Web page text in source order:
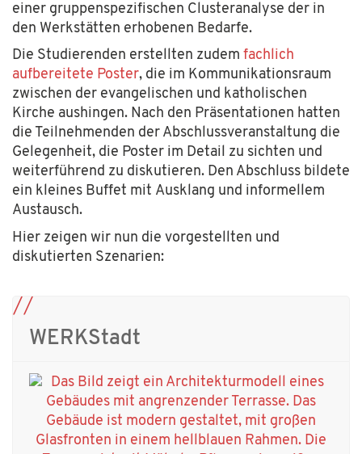
einer gruppenspezifischen Clusteranalyse der in
den Werkstätten erhobenen Bedarfe.
Die Studierenden erstellten zudem fachlich
aufbereitete Poster, die im Kommunikationsraum
zwischen der evangelischen und katholischen
Kirche aushingen. Nach den Präsentationen hatten
die Teilnehmenden der Abschlussveranstaltung die
Gelegenheit, die Poster im Detail zu sichten und
weiterführend zu diskutieren. Den Abschluss bildete
ein kleines Buffet mit Ausklang und informellem
Austausch.
Hier zeigen wir nun die vorgestellten und
diskutierten Szenarien:
WERKStadt